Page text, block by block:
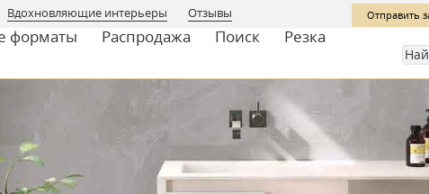
Вдохновляющие интерьеры Отзывы Отправить
форматы Распродажа Поиск Резка